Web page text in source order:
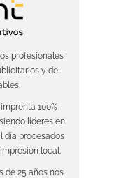
profesionales
y de
100%
líderes en
día procesados
local.
de 25 años nos